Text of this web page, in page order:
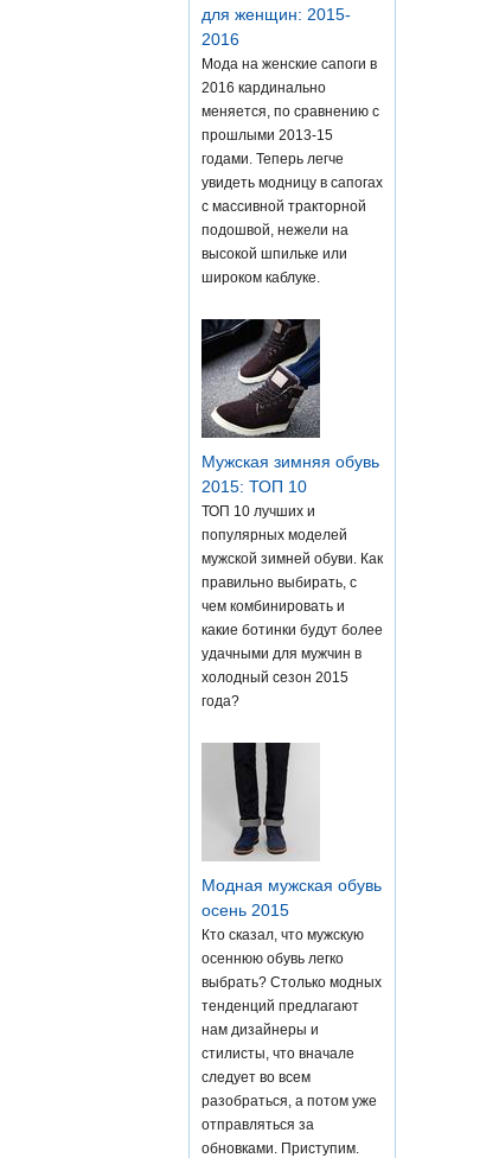
для женщин: 2015-
2016
Мода на женские сапоги в
2016 кардинально
меняется, по сравнению с
прошлыми 2013-15
годами. Теперь легче
увидеть модницу в сапогах
с массивной тракторной
подошвой, нежели на
высокой шпильке или
широком каблуке.
Мужская зимняя обувь
2015: ТОП 10
ТОП 10 лучших и
популярных моделей
мужской зимней обуви. Как
правильно выбирать, с
чем комбинировать и
какие ботинки будут более
удачными для мужчин в
холодный сезон 2015
года?
Модная мужская обувь
осень 2015
Кто сказал, что мужскую
осеннюю обувь легко
выбрать? Столько модных
тенденций предлагают
нам дизайнеры и
стилисты, что вначале
следует во всем
разобраться, а потом уже
отправляться за
обновками. Приступим.